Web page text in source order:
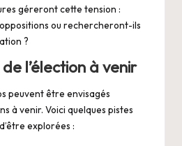
géreront cette tension :
ou rechercheront-ils
?
l’élection à venir
peuvent être envisagés
à venir. Voici quelques pistes
explorées :